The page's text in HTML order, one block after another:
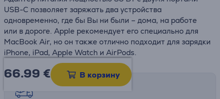
USB-C позволяет заряжать два устройства
одновременно, где бы Вы ни были – дома, на работе
или в дороге. Apple рекомендует его специально для
MacBook Air, но он также отлично подходит для зарядки
iPhone, iPad, Apple Watch и AirPods.
66.99 € В корзину
Возможности доставки